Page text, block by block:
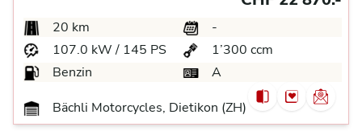
20 km
-
107.0 kW / 145 PS
1’300 ccm
Benzin
A
Bächli Motorcycles, Dietikon (ZH)